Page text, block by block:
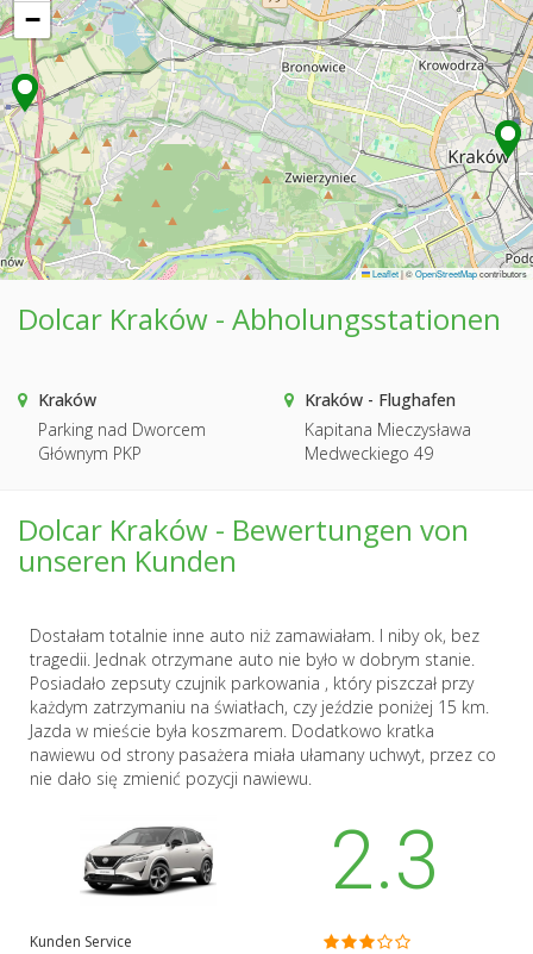
−
Leaflet|©OpenStreetMapcontributors
Dolcar Kraków - Abholungsstationen
Kraków
Parking nad Dworcem
Głównym PKP
Kraków - Flughafen
Kapitana Mieczysława
Medweckiego 49
Dolcar Kraków - Bewertungen von
unseren Kunden
Dostałam totalnie inne auto niż zamawiałam. I niby ok, bez
tragedii. Jednak otrzymane auto nie było w dobrym stanie.
Posiadało zepsuty czujnik parkowania , który piszczał przy
każdym zatrzymaniu na światłach, czy jeździe poniżej 15 km.
Jazda w mieście była koszmarem. Dodatkowo kratka
nawiewu od strony pasażera miała ułamany uchwyt, przez co
nie dało się zmienić pozycji nawiewu.
2.3
Kunden Service